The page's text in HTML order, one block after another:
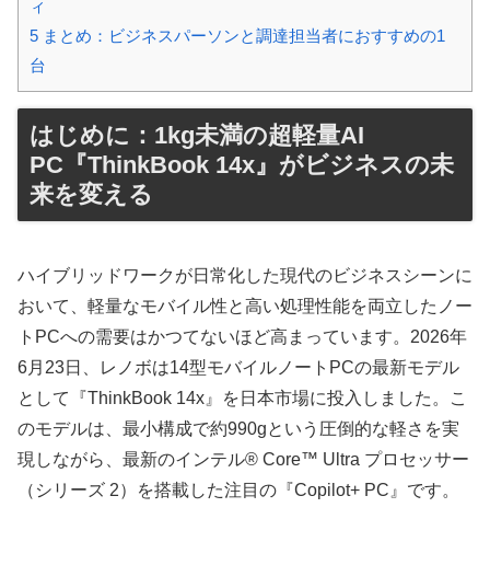
ィ
5 まとめ：ビジネスパーソンと調達担当者におすすめの1
台
はじめに：1kg未満の超軽量AI
PC『ThinkBook 14x』がビジネスの未
来を変える
ハイブリッドワークが日常化した現代のビジネスシーンに
おいて、軽量なモバイル性と高い処理性能を両立したノー
トPCへの需要はかつてないほど高まっています。2026年
6月23日、レノボは14型モバイルノートPCの最新モデル
として『ThinkBook 14x』を日本市場に投入しました。こ
のモデルは、最小構成で約990gという圧倒的な軽さを実
現しながら、最新のインテル® Core™ Ultra プロセッサー
（シリーズ 2）を搭載した注目の『Copilot+ PC』です。